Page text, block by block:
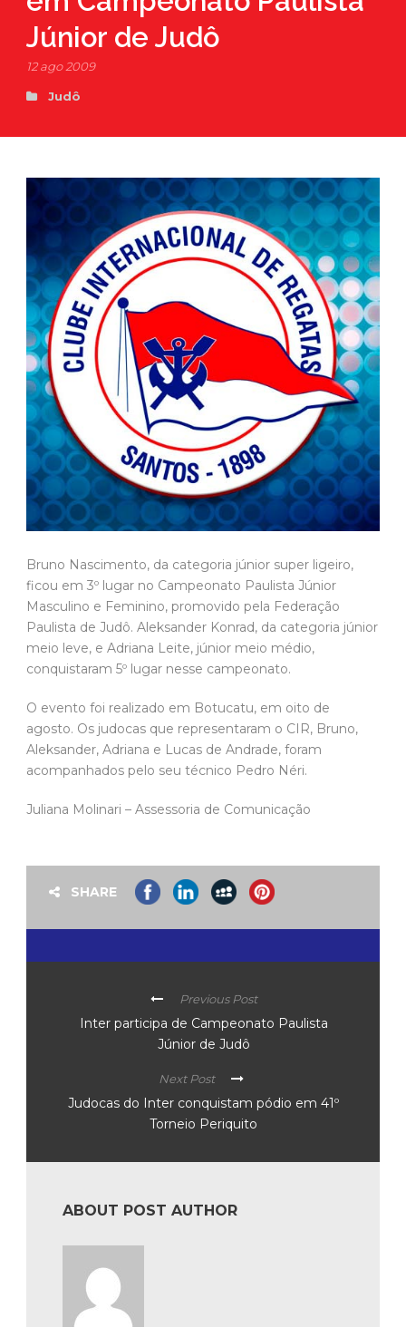
Júnior de Judô
12 ago 2009
Judô
Bruno Nascimento, da categoria júnior super ligeiro,
ficou em 3º lugar no Campeonato Paulista Júnior
Masculino e Feminino, promovido pela Federação
Paulista de Judô. Aleksander Konrad, da categoria júnior
meio leve, e Adriana Leite, júnior meio médio,
conquistaram 5º lugar nesse campeonato.
O evento foi realizado em Botucatu, em oito de
agosto. Os judocas que representaram o CIR, Bruno,
Aleksander, Adriana e Lucas de Andrade, foram
acompanhados pelo seu técnico Pedro Néri.
Juliana Molinari – Assessoria de Comunicação
SHARE
Previous Post
Inter participa de Campeonato Paulista
Júnior de Judô
Next Post
Judocas do Inter conquistam pódio em 41º
Torneio Periquito
ABOUT POST AUTHOR